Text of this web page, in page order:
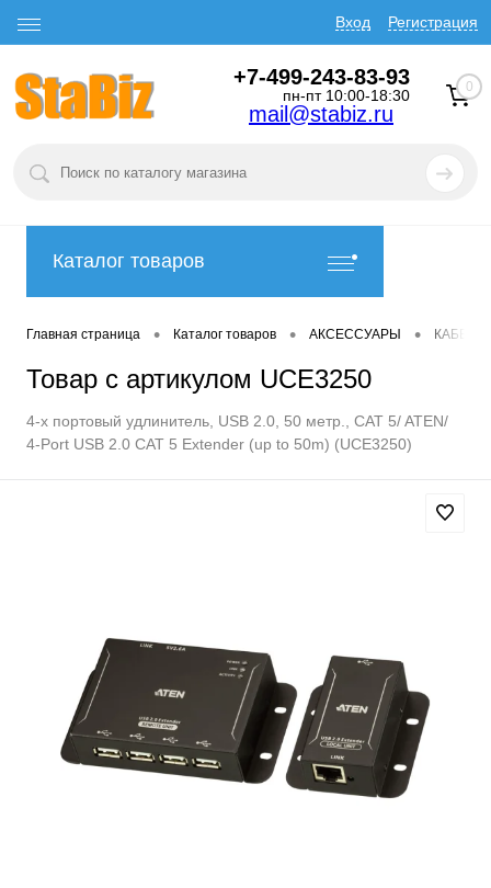
Вход Регистрация
+7-499-243-83-93
пн-пт 10:00-18:30
mail@stabiz.ru
0
Каталог товаров
Главная страница • Каталог товаров • АКСЕССУАРЫ •
Товар с артикулом UCE3250
4-х портовый удлинитель, USB 2.0, 50 метр., CAT 5/ ATEN/
4-Port USB 2.0 CAT 5 Extender (up to 50m) (UCE3250)